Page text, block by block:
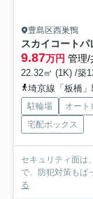
豊島区西巣鴨
スカイコートパ
9.87万円 管理/
22.32㎡ (1K) /築
埼京線「板橋
駐輪場 オート
宅配ボックス
セキュリティ面は
で、防犯対策もば
る